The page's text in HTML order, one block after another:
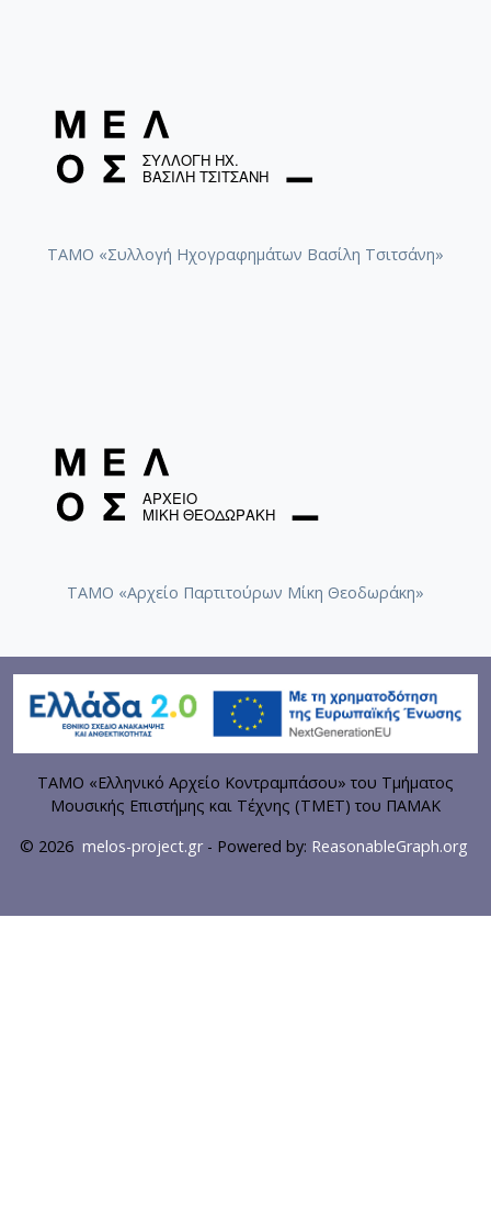
ΤΑΜΟ «Συλλογή Ηχογραφημάτων Βασίλη Τσιτσάνη»
ΤΑΜΟ «Αρχείο Παρτιτούρων Μίκη Θεοδωράκη»
ΤΑΜΟ «Ελληνικό Αρχείο Κοντραμπάσου» του Τμήματος
Μουσικής Επιστήμης και Τέχνης (ΤΜΕΤ) του ΠΑΜΑΚ
© 2026 melos-project.gr- Powered by: ReasonableGraph.org